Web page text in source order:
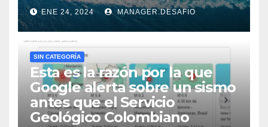
ENE 24, 2024 MANAGER.DESAFIO
SIN CATEGORÍA
Esta es la razón por la que
Google alerta sobre un sismo
antes que el Servicio
Geológico Colombiano